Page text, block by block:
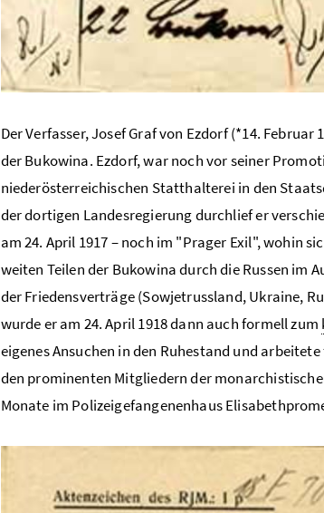
Der Verfasser, Josef Graf von Ezdorf (*14. Februar
der Bukowina. Ezdorf, war noch vor seiner
niederösterreichischen Statthalterei in den
der dortigen Landesregierung durchlief er
am 24. April 1917 – noch im "Prager Exil", wohin
weiten Teilen der Bukowina durch die Russen im
der Friedensverträge (Sowjetrussland, Ukraine,
wurde er am 24. April 1918 dann auch formell zum
eigenes Ansuchen in den Ruhestand und
den prominenten Mitgliedern der
Monate im Polizeigefangenenhaus